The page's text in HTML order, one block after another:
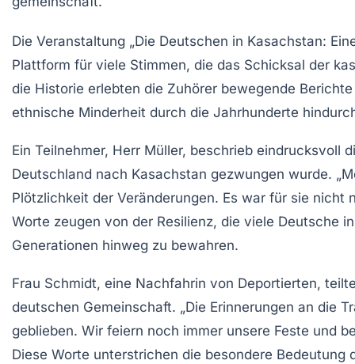
Die Veranstaltung „Die Deutschen in Kasachstan:
Plattform für viele Stimmen, die das Schicksal der
die Historie erlebten die Zuhörer bewegende
ethnische Minderheit durch die Jahrhunderte
Ein Teilnehmer, Herr Müller, beschrieb eindrucksvoll
Deutschland nach Kasachstan gezwungen wurde.
Plötzlichkeit der Veränderungen. Es war für sie nicht
Worte zeugen von der Resilienz, die viele Deutsche
Generationen hinweg zu bewahren.
Frau Schmidt, eine Nachfahrin von Deportierten,
deutschen Gemeinschaft. „Die Erinnerungen an die
geblieben. Wir feiern noch immer unsere Feste und
Diese Worte unterstrichen die besondere